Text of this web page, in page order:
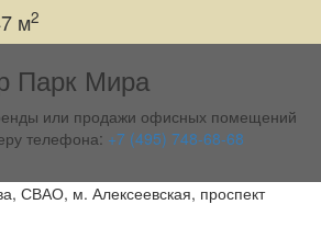
м2
Парк Мира
или продажи офисных помещений
телефона: +7 (495) 748-68-68
СВАО, м. Алексеевская, проспект